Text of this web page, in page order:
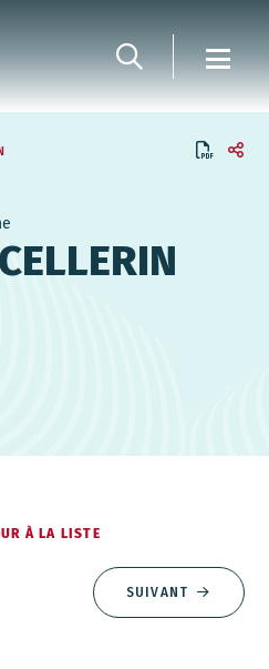
À LA LISTE
SUIVANT